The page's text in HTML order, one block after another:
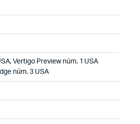
Vertigo Preview núm. 1 USA
núm. 3 USA